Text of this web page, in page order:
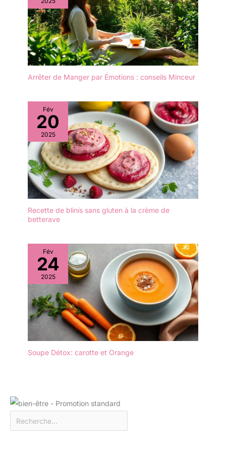
non toxique et inoffensif
pour assurer sa durabilité
et sa résistance à la
corrosion, l'acier
inoxydable ne rend pas
seulement le set de
couverts plus fort, mais
conserve également son
utilisation quotidienne.
【Acier inoxydable de
haute qualité】Nos
couverts sont en acier
inoxydable de haute
qualité, pas facile à plier
ou à déformer, il est sans
BPA, pas de goût
métallique, non toxique
sa durabilité et sa
pas seulement le set de
couverts plus fort, mais
conserve également son
aspect lumineux et sa
brillance, parfait pour une
utilisation quotidienne.
【Design classique】La
forme du manche de ce
set de couverts a été
conçue de manière
ergonomique, avec un
couverts est classique et
Arrêter de Manger par Émotions : conseils Minceur
Fév
20
2025
Recette de blinis sans gluten à la crème de
betterave
Fév
24
2025
Soupe Détox: carotte et Orange